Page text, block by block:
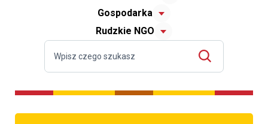
Gospodarka
Rudzkie NGO